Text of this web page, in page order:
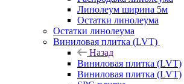
Линолеум ширина 5м
Остатки линолеума
Остатки линолеума
Виниловая плитка (LVT)
Назад
Виниловая плитка (LVT)
Виниловая плитка (LVT)